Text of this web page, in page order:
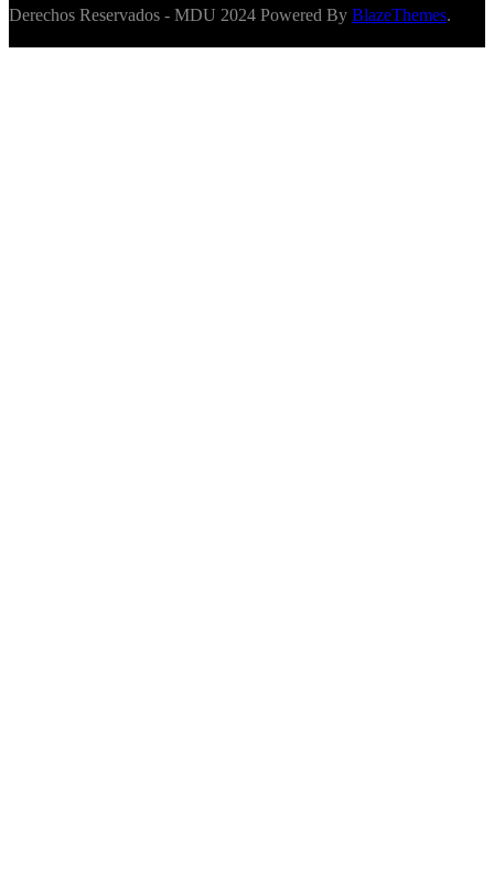
Derechos Reservados - MDU 2024 Powered By BlazeThemes.